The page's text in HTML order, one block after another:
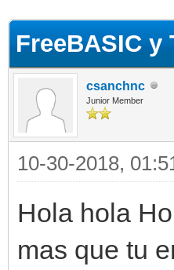
FreeBASIC y
csanchnc
Junior Member
10-30-2018,
Hola hola
mas que tu